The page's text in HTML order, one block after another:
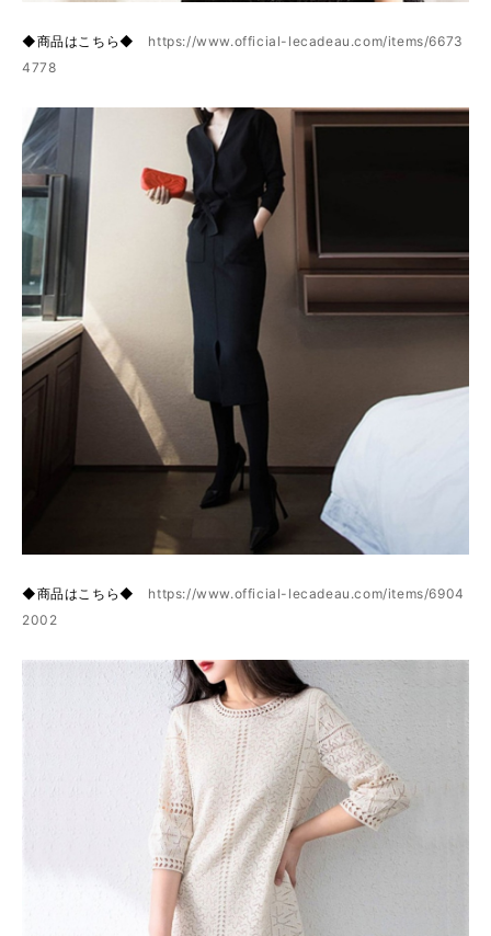
◆商品はこちら◆ https://www.official-lecadeau.com/items/6673
4778
◆商品はこちら◆ https://www.official-lecadeau.com/items/6904
2002